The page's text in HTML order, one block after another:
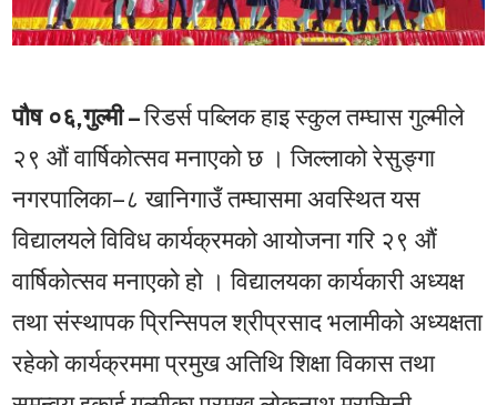
पौष ०६,गुल्मी –रिडर्स पब्लिक हाइ स्कुल तम्घास गुल्मीले
२९ औं वार्षिकोत्सव मनाएको छ । जिल्लाको रेसुङ्गा
नगरपालिका–८ खानिगाउँ तम्घासमा अवस्थित यस
विद्यालयले विविध कार्यक्रमको आयोजना गरि २९ औं
वार्षिकोत्सव मनाएको हो । विद्यालयका कार्यकारी अध्यक्ष
तथा संस्थापक प्रिन्सिपल श्रीप्रसाद भलामीको अध्यक्षता
रहेको कार्यक्रममा प्रमुख अतिथि शिक्षा विकास तथा